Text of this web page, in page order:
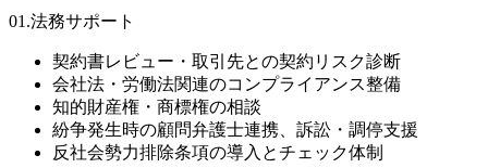
01.法務サポート
契約書レビュー・取引先との契約リスク診断
会社法・労働法関連のコンプライアンス整備
知的財産権・商標権の相談
紛争発生時の顧問弁護士連携、訴訟・調停支援
反社会勢力排除条項の導入とチェック体制